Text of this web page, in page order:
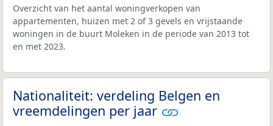
Overzicht van het aantal woningverkopen van
appartementen, huizen met 2 of 3 gevels en vrijstaande
woningen in de buurt Moleken in de periode van 2013 tot
en met 2023.
Nationaliteit: verdeling Belgen en
vreemdelingen per jaar